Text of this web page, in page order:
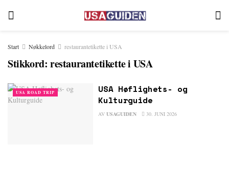
Start Nøkkelord restaurantetikette i USA
Stikkord: restaurantetikette i USA
USA ROAD TRIP
USA Høflighets- og
Kulturguide
AV USAGUIDEN 30. JUNI 2026